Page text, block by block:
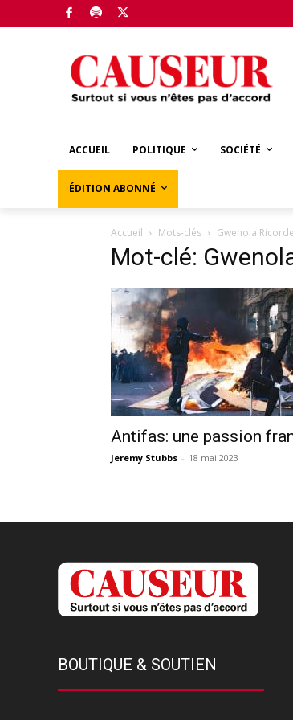
ACCUEIL POLITIQUE SOCIÉTÉ
ÉDITION ABONNÉ
Accueil Mots-clés Gwenola
Mot-clé:
Antifas: une passion
Jeremy Stubbs - 18 mai 2023
BOUTIQUE & SOUTIEN